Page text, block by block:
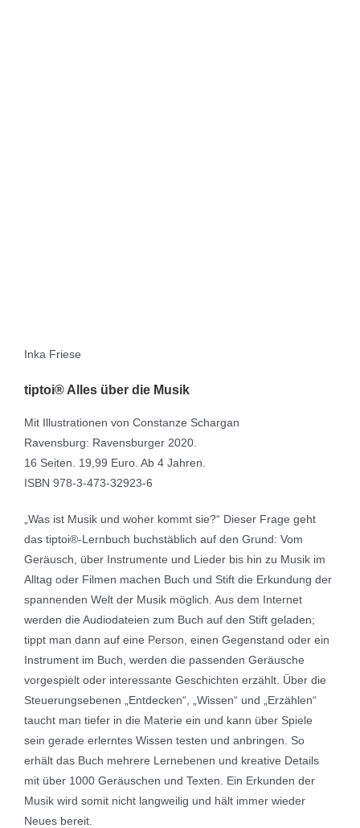
Inka Friese
tiptoi® Alles über die Musik
Mit Illustrationen von Constanze Schargan
Ravensburg: Ravensburger 2020.
16 Seiten. 19,99 Euro. Ab 4 Jahren.
ISBN 978-3-473-32923-6
„Was ist Musik und woher kommt sie?“ Dieser Frage geht
das tiptoi®-Lernbuch buchstäblich auf den Grund: Vom
Geräusch, über Instrumente und Lieder bis hin zu Musik im
Alltag oder Filmen machen Buch und Stift die Erkundung der
spannenden Welt der Musik möglich. Aus dem Internet
werden die Audiodateien zum Buch auf den Stift geladen;
tippt man dann auf eine Person, einen Gegenstand oder ein
Instrument im Buch, werden die passenden Geräusche
vorgespielt oder interessante Geschichten erzählt. Über die
Steuerungsebenen „Entdecken“, „Wissen“ und „Erzählen“
taucht man tiefer in die Materie ein und kann über Spiele
sein gerade erlerntes Wissen testen und anbringen. So
erhält das Buch mehrere Lernebenen und kreative Details
mit über 1000 Geräuschen und Texten. Ein Erkunden der
Musik wird somit nicht langweilig und hält immer wieder
Neues bereit.